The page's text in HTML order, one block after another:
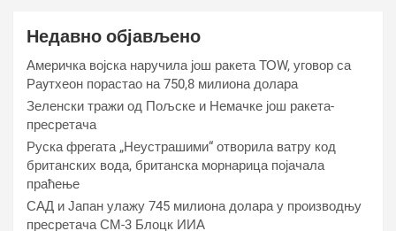
Недавно објављено
Америчка војска наручила још ракета ТОW, уговор са
Раyтхеон порастао на 750,8 милиона долара
Зеленски тражи од Пољске и Немачке још ракета-
пресретача
Руска фрегата „Неустрашими“ отворила ватру код
британских вода, британска морнарица појачала
праћење
САД и Јапан улажу 745 милиона долара у производњу
пресретача СМ-3 Блоцк ИИА